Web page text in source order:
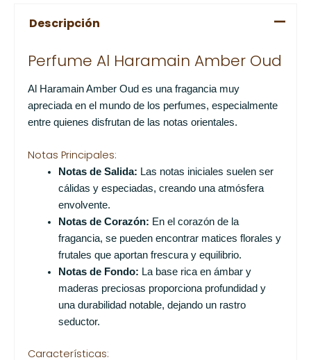
Descripción
Perfume Al Haramain Amber Oud
Al Haramain Amber Oud es una fragancia muy
apreciada en el mundo de los perfumes, especialmente
entre quienes disfrutan de las notas orientales.
Notas Principales:
Notas de Salida: Las notas iniciales suelen ser
cálidas y especiadas, creando una atmósfera
envolvente.
Notas de Corazón: En el corazón de la
fragancia, se pueden encontrar matices florales y
frutales que aportan frescura y equilibrio.
Notas de Fondo: La base rica en ámbar y
maderas preciosas proporciona profundidad y
una durabilidad notable, dejando un rastro
seductor.
Características: